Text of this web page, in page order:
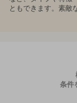
ともできます。素敵
条件